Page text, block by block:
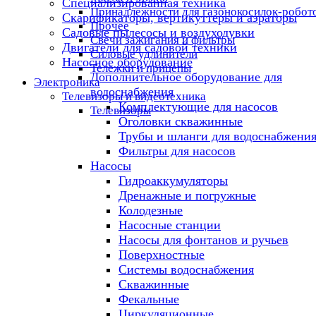
Принадлежности для газонокосилок-
Прочее
Свечи зажигания и фильтры
Силовые удлинители
Тележки и прицепы
Электроника
Телевизоры и видеотехника
Телевизоры
Специализированная техника
Скарификаторы, вертикуттеры и аэраторы
Садовые пылесосы и воздуходувки
Двигатели для садовой техники
Насосное оборудование
Дополнительное оборудование для
водоснабжения
Комплектующие для насосов
Оголовки скважинные
Трубы и шланги для водоснабжения
Фильтры для насосов
Насосы
Гидроаккумуляторы
Дренажные и погружные
Колодезные
Насосные станции
Насосы для фонтанов и ручьев
Поверхностные
Системы водоснабжения
Скважинные
Фекальные